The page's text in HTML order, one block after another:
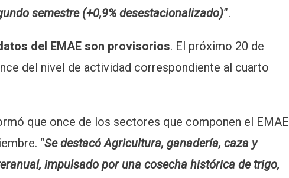
semestre (+0,9% desestacionalizado)”.
del EMAE son provisorios. El próximo 20 de
del nivel de actividad correspondiente al cuarto
que once de los sectores que componen el EMAE
“Se destacó Agricultura, ganadería, caza y
impulsado por una cosecha histórica de trigo,